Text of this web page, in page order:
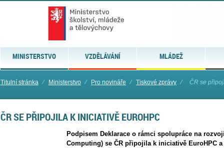
MINISTERSTVO VZDĚLÁVÁNÍ MLÁDEŽ
Titulní stránka ⁄ Ministerstvo ⁄ Pro novináře ⁄ Tiskové zprávy ⁄ ČR se
ČR SE PŘIPOJILA K INICIATIVĚ EUROHPC
Podpisem Deklarace o rámci spolupráce na
Computing) se ČR připojila k iniciativě EuroHPC